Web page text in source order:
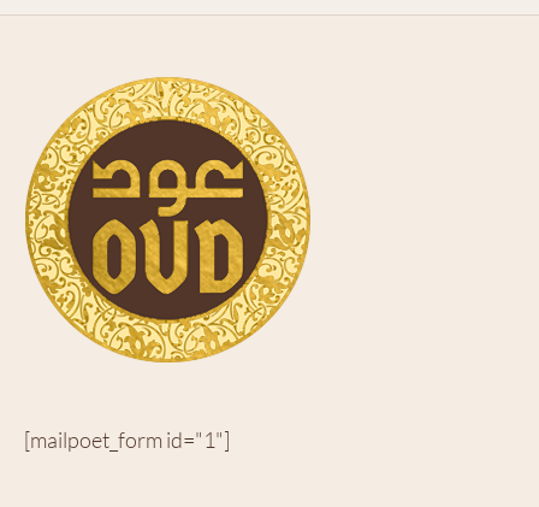
[mailpoet_form id="1"]